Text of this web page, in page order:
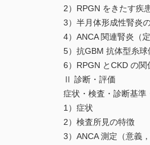
2）RPGN をきたす疾
3）半月体形成性腎炎
4）ANCA 関連腎炎（
5）抗GBM 抗体型糸球
6）RPGN とCKD の関
Ⅱ 診断・評価
症状・検査・診断基準
1）症状
2）検査所見の特徴
3）ANCA 測定（意義，